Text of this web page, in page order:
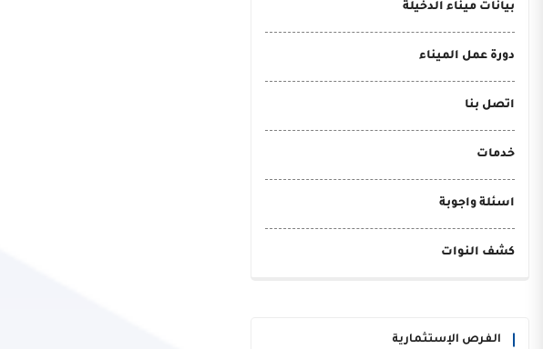
بيانات ميناء الدخيلة
دورة عمل الميناء
اتصل بنا
خدمات
اسئلة واجوبة
كشف النوات
الفرص الإستثمارية